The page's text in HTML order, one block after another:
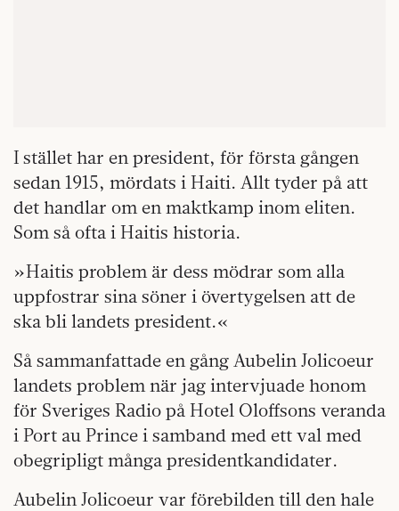
I stället har en president, för första gången
sedan 1915, mördats i Haiti. Allt tyder på att
det handlar om en maktkamp inom eliten.
Som så ofta i Haitis historia.
»Haitis problem är dess mödrar som alla
uppfostrar sina söner i övertygelsen att de
ska bli landets president.«
Så sammanfattade en gång Aubelin Jolicoeur
landets problem när jag intervjuade honom
för Sveriges Radio på Hotel Oloffsons veranda
i Port au Prince i samband med ett val med
obegripligt många presidentkandidater.
Aubelin Jolicoeur var förebilden till den hale